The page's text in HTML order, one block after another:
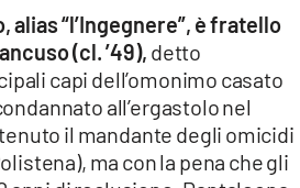
alias “l’Ingegnere”, è fratello
(cl. ’49), detto
capi dell’omonimo casato
all’ergastolo nel
il mandante degli omicidi
ma con la pena che gli